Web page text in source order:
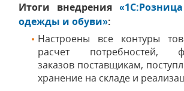
Итоги внедрения
одежды и обуви»:
Настроены все контуры
расчет потребностей,
заказов поставщикам,
хранение на складе и